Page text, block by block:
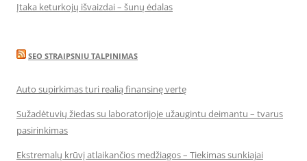
Įtaka keturkojų išvaizdai – šunų ėdalas
SEO STRAIPSNIU TALPINIMAS
Auto supirkimas turi realią finansinę vertę
Sužadėtuvių žiedas su laboratorijoje užaugintu deimantu – tvarus
pasirinkimas
Ekstremalų krūvį atlaikančios medžiagos – Tiekimas sunkiajai